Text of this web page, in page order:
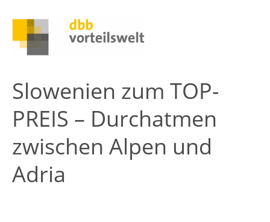
Slowenien zum TOP-
PREIS – Durchatmen
zwischen Alpen und
Adria